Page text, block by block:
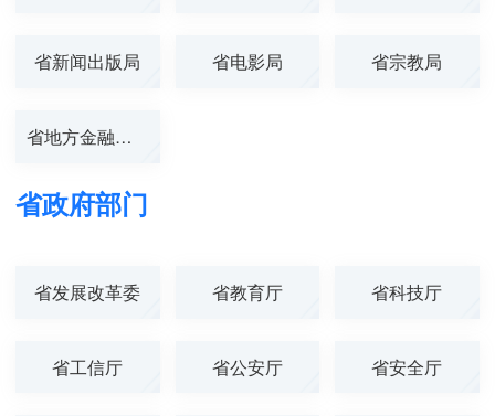
省新闻出版局 省电影局 省宗教局
省地方金融管理...
省政府部门
省发展改革委 省教育厅 省科技厅
省工信厅 省公安厅 省安全厅